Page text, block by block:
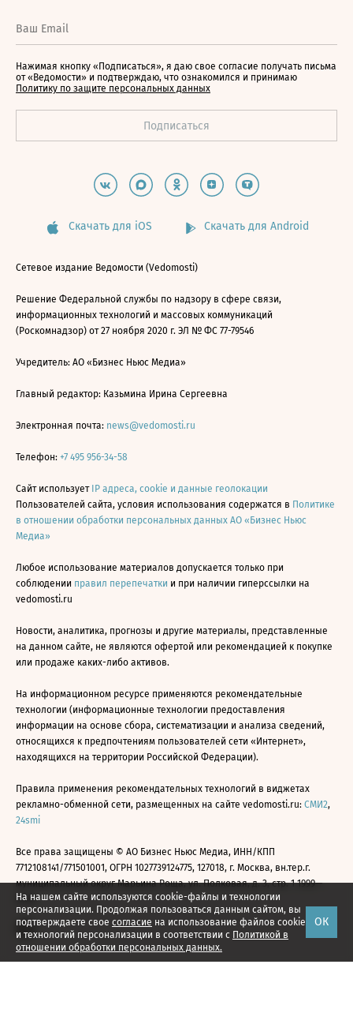
На нашем сайте используются cookie-файлы и технологии
персонализации. Продолжая пользоваться данным сайтом, вы
подтверждаете свое согласие на использование файлов cookie
и технологий персонализации в соответствии с Политикой в
отношении обработки персональных данных.
ОК
Нажимая кнопку «Подписаться», я даю свое согласие получать письма
от «Ведомости» и подтверждаю, что ознакомился и принимаю
Политику по защите персональных данных
Скачать для iOS Скачать для Android
Сетевое издание Ведомости (Vedomosti)
Решение Федеральной службы по надзору в сфере связи,
информационных технологий и массовых коммуникаций
(Роскомнадзор) от 27 ноября 2020 г. ЭЛ № ФС 77-79546
Учредитель: АО «Бизнес Ньюс Медиа»
Главный редактор: Казьмина Ирина Сергеевна
Электронная почта: news@vedomosti.ru
Телефон: +7 495 956-34-58
Сайт использует IP адреса, cookie и данные геолокации
Пользователей сайта, условия использования содержатся в Политике
в отношении обработки персональных данных АО «Бизнес Ньюс
Медиа»
Любое использование материалов допускается только при
соблюдении правил перепечатки и при наличии гиперссылки на
vedomosti.ru
Новости, аналитика, прогнозы и другие материалы, представленные
на данном сайте, не являются офертой или рекомендацией к покупке
или продаже каких-либо активов.
На информационном ресурсе применяются рекомендательные
технологии (информационные технологии предоставления
информации на основе сбора, систематизации и анализа сведений,
относящихся к предпочтениям пользователей сети «Интернет»,
находящихся на территории Российской Федерации).
Правила применения рекомендательных технологий в виджетах
рекламно-обменной сети, размещенных на сайте vedomosti.ru: СМИ2,
24smi
Все права защищены © АО Бизнес Ньюс Медиа, ИНН/КПП
7712108141/771501001, ОГРН 1027739124775, 127018, г. Москва, вн.тер.г.
муниципальный округ Марьина Роща, ул. Полковая, д. 3, стр. 1 1999—
2026